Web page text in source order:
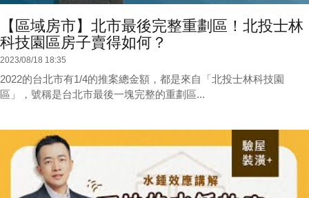
【區域房市】北市最後完整重劃區！北投士林
科技園區房子賣得如何？
2023/08/18 18:35
2022的台北市有1/4的推案總金額，都是來自「北投士林科技園
區」，號稱是台北市最後一塊完整的重劃區...